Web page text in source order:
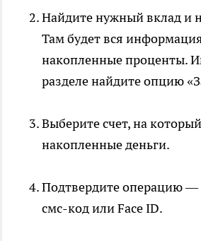
Найдите нужный вклад и
Там будет вся
накопленные проценты.
разделе найдите опцию
Выберите счет, на
накопленные деньги.
Подтвердите операцию —
смс-код или Face ID.